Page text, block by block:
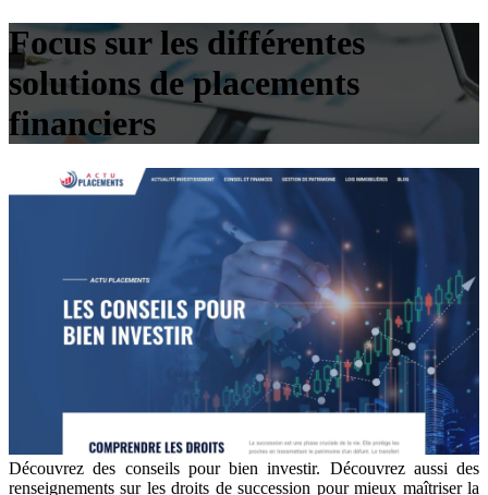
Focus sur les différentes
solutions de placements
financiers
Découvrez des conseils pour bien investir. Découvrez aussi des
renseignements sur les droits de succession pour mieux maîtriser la